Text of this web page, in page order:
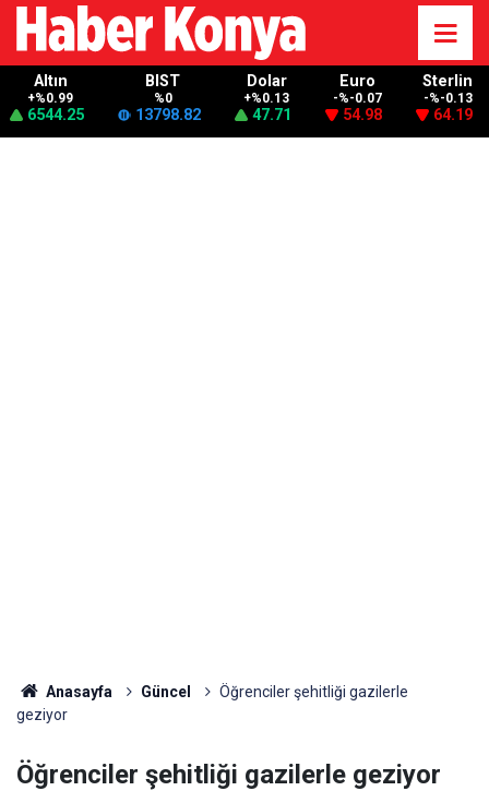
Altın
+%0.99
6544.25
BIST
%0
13798.82
Dolar
+%0.13
47.71
Euro
-%-0.07
54.98
Sterlin
-%-0.13
64.19
Anasayfa Güncel
Öğrenciler şehitliği gazilerle
geziyor
Öğrenciler şehitliği gazilerle geziyor